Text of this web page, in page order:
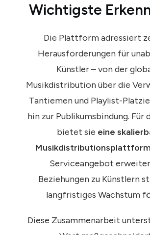
Wichtigste
Die Plattform adressiert
Herausforderungen für
Künstler – von der
Musikdistribution über die
Tantiemen und Playlist-
hin zur Publikumsbindung. Für
bietet sie eine
Musikdistributionsplattform
Serviceangebot
Beziehungen zu Künstlern
langfristiges Wachstum
Diese Zusammenarbeit